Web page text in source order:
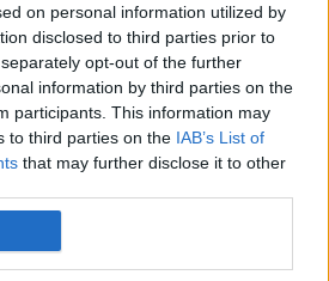
on personal information utilized by
disclosed to third parties prior to
opt-out of the further
information by third parties on the
participants. This information may
to third parties on the IAB’s List of
that may further disclose it to other
SOCIAL
Federației Române de
Ce a descoperit Curtea de